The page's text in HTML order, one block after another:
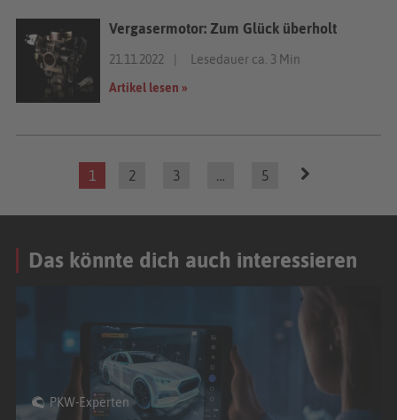
Vergasermotor: Zum Glück überholt
21.11.2022
Lesedauer ca. 3 Min
Artikel lesen »
1 2 3 5
Das könnte dich auch interessieren
PKW-Experten